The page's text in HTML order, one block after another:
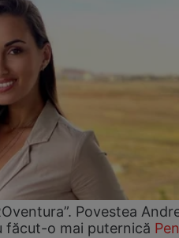
Povestea
făcut-o mai puternică